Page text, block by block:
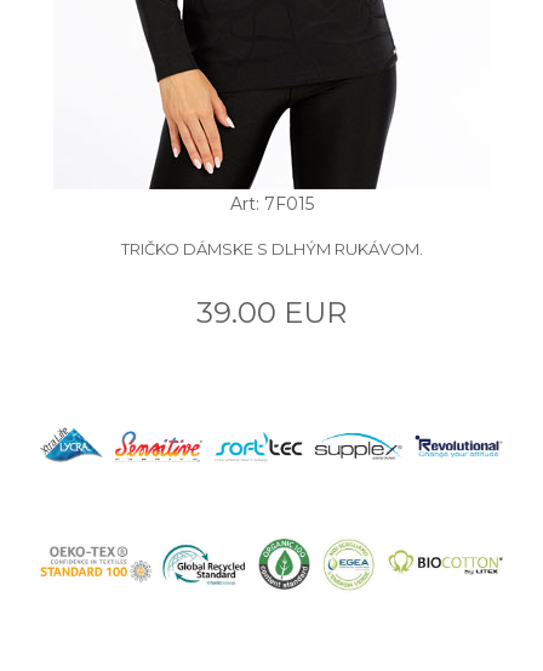
Art: 7F015
TRIČKO DÁMSKE S DLHÝM RUKÁVOM.
39.00 EUR